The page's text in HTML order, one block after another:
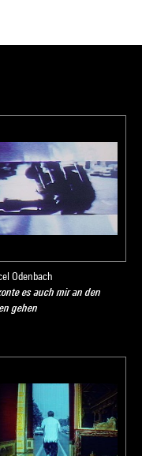
Odenbach
es auch mir an den
gehen